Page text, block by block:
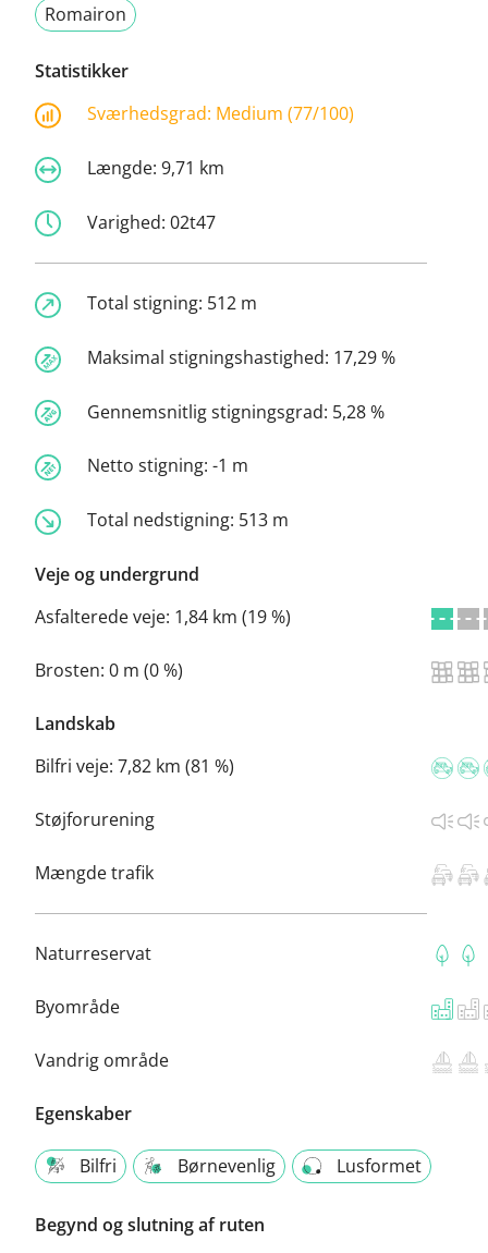
Romairon
Statistikker
Sværhedsgrad: Medium (77/100)
Længde: 9,71 km
Varighed: 02t47
Total stigning: 512 m
Maksimal stigningshastighed: 17,29 %
Gennemsnitlig stigningsgrad: 5,28 %
Netto stigning: -1 m
Total nedstigning: 513 m
Veje og undergrund
Asfalterede veje: 1,84 km (19 %)
Brosten: 0 m (0 %)
Landskab
Bilfri veje: 7,82 km (81 %)
Støjforurening
Mængde trafik
Naturreservat
Byområde
Vandrig område
Egenskaber
Bilfri Børnevenlig Lusformet
Begynd og slutning af ruten